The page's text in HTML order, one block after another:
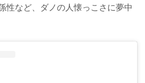
性など、ダノの人懐っこさに夢中